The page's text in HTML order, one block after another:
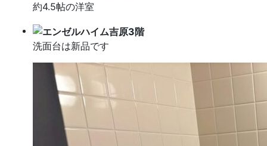
約4.5帖の洋室
洗面台は新品です